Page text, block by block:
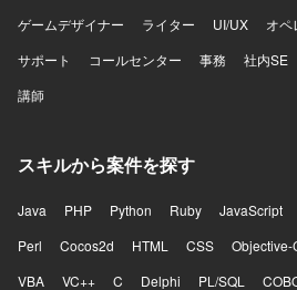
ゲームデザイナー
ライター UI/UX オペ
サポート
コールセンター 事務 社内SE
講師
スキルから案件を探す
Java PHP Python Ruby JavaScript
Perl
Cocos2d HTML CSS Objective-
VBA
VC++ C Delphi PL/SQL